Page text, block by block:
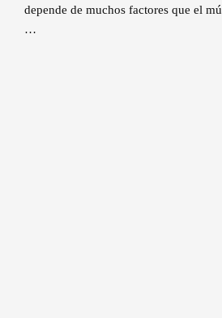
depende de muchos factores que el
…